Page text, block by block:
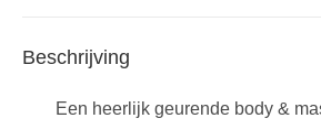
Beschrijving
Een heerlijk geurende body &